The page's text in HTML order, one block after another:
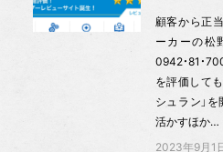
顧客から正
ーカーの松
0942・81・
を評価して
シュラン」
活かすほか…
2023年9月1